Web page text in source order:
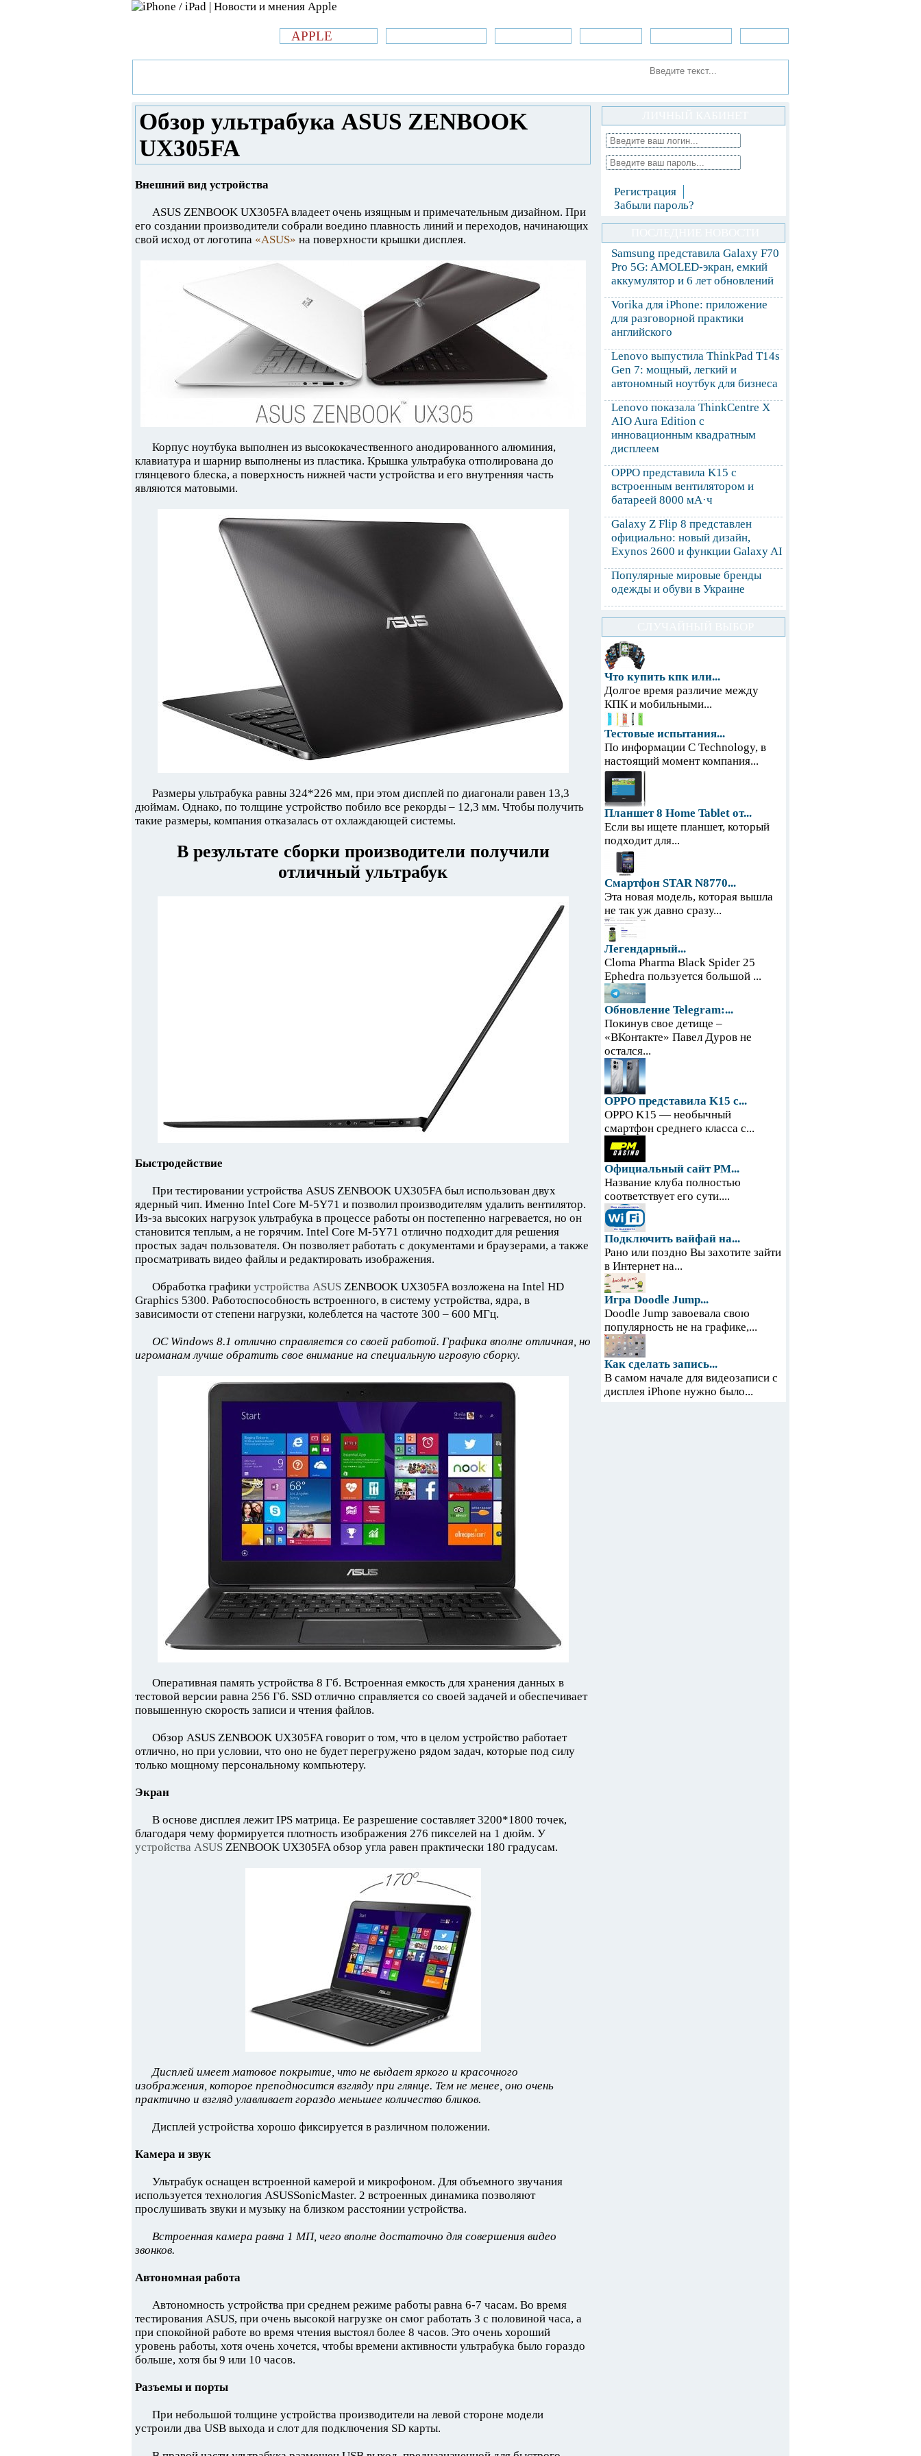
APPLE
Обзор ультрабука ASUS ZENBOOK
UX305FA
Внешний вид устройства
ASUS ZENBOOK UX305FA владеет очень изящным и примечательным дизайном. При
его создании производители собрали воедино плавность линий и переходов, начинающих
свой исход от логотипа «ASUS» на поверхности крышки дисплея.
Корпус ноутбука выполнен из высококачественного анодированного алюминия,
клавиатура и шарнир выполнены из пластика. Крышка ультрабука отполирована до
глянцевого блеска, а поверхность нижней части устройства и его внутренняя часть
являются матовыми.
Размеры ультрабука равны 324*226 мм, при этом дисплей по диагонали равен 13,3
дюймам. Однако, по толщине устройство побило все рекорды – 12,3 мм. Чтобы получить
такие размеры, компания отказалась от охлаждающей системы.
В результате сборки производители получили
отличный ультрабук
Быстродействие
При тестировании устройства ASUS ZENBOOK UX305FA был использован двух
ядерный чип. Именно Intel Core M-5Y71 и позволил производителям удалить вентилятор.
Из-за высоких нагрузок ультрабука в процессе работы он постепенно нагревается, но он
становится теплым, а не горячим. Intel Core M-5Y71 отлично подходит для решения
простых задач пользователя. Он позволяет работать с документами и браузерами, а также
просматривать видео файлы и редактировать изображения.
Обработка графики устройства ASUS ZENBOOK UX305FA возложена на Intel HD
Graphics 5300. Работоспособность встроенного, в систему устройства, ядра, в
зависимости от степени нагрузки, колеблется на частоте 300 – 600 МГц.
ОС Windows 8.1 отлично справляется со своей работой. Графика вполне отличная, но
игроманам лучше обратить свое внимание на специальную игровую сборку.
Оперативная память устройства 8 Гб. Встроенная емкость для хранения данных в
тестовой версии равна 256 Гб. SSD отлично справляется со своей задачей и обеспечивает
повышенную скорость записи и чтения файлов.
Обзор ASUS ZENBOOK UX305FA говорит о том, что в целом устройство работает
отлично, но при условии, что оно не будет перегружено рядом задач, которые под силу
только мощному персональному компьютеру.
Экран
В основе дисплея лежит IPS матрица. Ее разрешение составляет 3200*1800 точек,
благодаря чему формируется плотность изображения 276 пикселей на 1 дюйм. У
устройства ASUS ZENBOOK UX305FA обзор угла равен практически 180 градусам.
Дисплей имеет матовое покрытие, что не выдает яркого и красочного
изображения, которое преподносится взгляду при глянце. Тем не менее, оно очень
практично и взгляд улавливает гораздо меньшее количество бликов.
Дисплей устройства хорошо фиксируется в различном положении.
Камера и звук
Ультрабук оснащен встроенной камерой и микрофоном. Для объемного звучания
используется технология ASUSSonicMaster. 2 встроенных динамика позволяют
прослушивать звуки и музыку на близком расстоянии устройства.
Встроенная камера равна 1 МП, чего вполне достаточно для совершения видео
звонков.
Автономная работа
Автономность устройства при среднем режиме работы равна 6-7 часам. Во время
тестирования ASUS, при очень высокой нагрузке он смог работать 3 с половиной часа, а
при спокойной работе во время чтения выстоял более 8 часов. Это очень хороший
уровень работы, хотя очень хочется, чтобы времени активности ультрабука было гораздо
больше, хотя бы 9 или 10 часов.
Разъемы и порты
При небольшой толщине устройства производители на левой стороне модели
устроили два USB выхода и слот для подключения SD карты.
Регистрация
Забыли пароль?
Samsung представила Galaxy F70
Pro 5G: AMOLED-экран, емкий
аккумулятор и 6 лет обновлений
Vorika для iPhone: приложение
для разговорной практики
английского
Lenovo выпустила ThinkPad T14s
Gen 7: мощный, легкий и
автономный ноутбук для бизнеса
Lenovo показала ThinkCentre X
AIO Aura Edition с
инновационным квадратным
дисплеем
OPPO представила K15 с
встроенным вентилятором и
батареей 8000 мА·ч
Galaxy Z Flip 8 представлен
официально: новый дизайн,
Exynos 2600 и функции Galaxy AI
Популярные мировые бренды
одежды и обуви в Украине
Что купить кпк или...
Долгое время различие между
КПК и мобильными...
Тестовые испытания...
По информации С Technology, в
настоящий момент компания...
Планшет 8 Home Tablet от...
Если вы ищете планшет, который
подходит для...
Смартфон STAR N8770...
Эта новая модель, которая вышла
не так уж давно сразу...
Легендарный...
Cloma Pharma Black Spider 25
Ephedra пользуется большой ...
Обновление Telegram:...
Покинув свое детище –
«ВКонтакте» Павел Дуров не
остался...
OPPO представила K15 с...
OPPO K15 — необычный
смартфон среднего класса с...
Официальный сайт PM...
Название клуба полностью
соответствует его сути....
Подключить вайфай на...
Рано или поздно Вы захотите зайти
в Интернет на...
Игра Doodle Jump...
Doodle Jump завоевала свою
популярность не на графике,...
Как сделать запись...
В самом начале для видеозаписи с
дисплея iPhone нужно было...